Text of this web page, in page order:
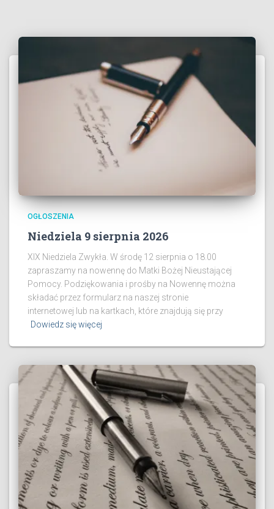
OGŁOSZENIA
Niedziela 9 sierpnia 2026
XIX Niedziela Zwykła. W środę 12 sierpnia o 18.00
zapraszamy na nowennę do Matki Bożej Nieustającej
Pomocy. Podziękowania i prośby na Nowennę można
składać przez formularz na naszej stronie
internetowej lub na kartkach, które znajdują się przy
Dowiedz się więcej